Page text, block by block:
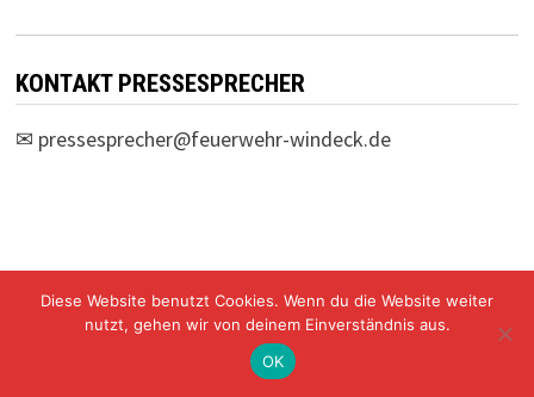
KONTAKT PRESSESPRECHER
✉ pressesprecher@feuerwehr-windeck.de
Freiwillige Feuerwehr Windeck Mit Stolz präsentiert von
undBam
Diese Website benutzt Cookies. Wenn du die Website weiter
nutzt, gehen wir von deinem Einverständnis aus.
OK